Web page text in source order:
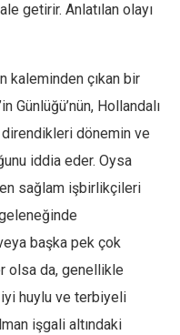
getirir. Anlatılan olayı
kaleminden çıkan bir
Günlüğü’nün, Hollandalı
direndikleri dönemin ve
iddia eder. Oysa
en sağlam işbirlikçileri
geleneğinde
başka pek çok
olsa da, genellikle
huylu ve terbiyeli
işgali altındaki